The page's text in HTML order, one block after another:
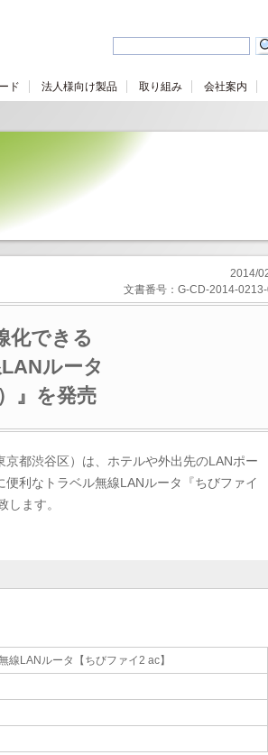
ド 法人様向け製品 取り組み 会社案内
2014/
文書番号：G-CD-2014-
化できる
ルータ
』を発売
都渋谷区）は、ホテルや外出先のLANポー
利なトラベル無線LANルータ『ちびファイ
ます。
線LANルータ【ちびファイ2 ac】